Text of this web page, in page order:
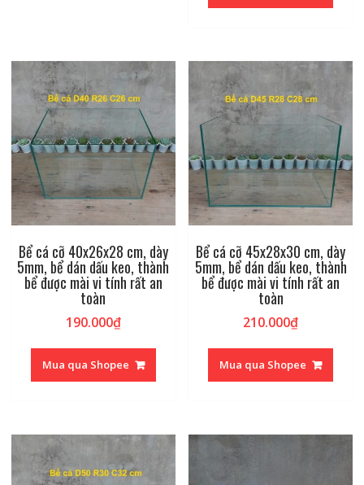
Bể cá cỡ 40x26x28 cm, dày
5mm, bể dán dấu keo, thành
bể được mài vi tính rất an
toàn
190.000₫
Mua qua Shopee
Bể cá cỡ 45x28x30 cm, dày
5mm, bể dán dấu keo, thành
bể được mài vi tính rất an
toàn
210.000₫
Mua qua Shopee